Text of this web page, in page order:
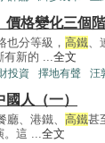
價格變化三個
也分等級， 高鐵、
有新的 ...全文
投資 擇地有聲 汪
人（一）
廳、港鐵、 高鐵甚
。這 ...全文